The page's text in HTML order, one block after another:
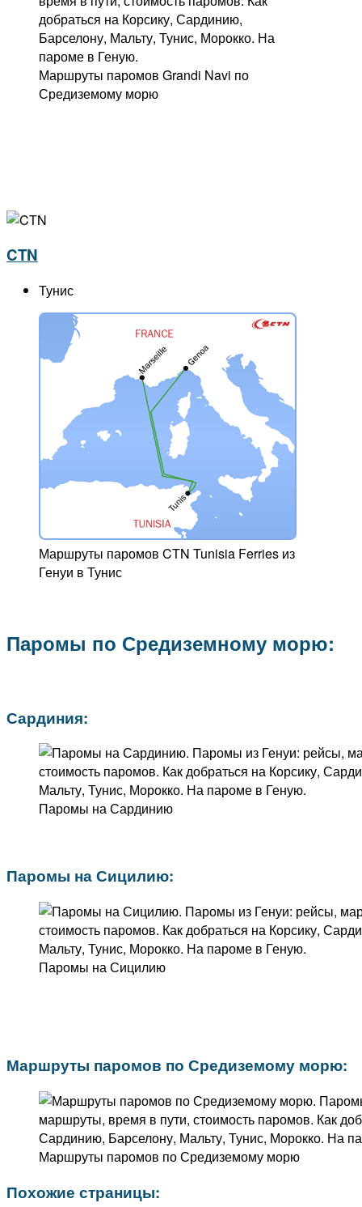
Маршруты паромов Grandi Navi по
Средиземому морю
CTN
Тунис
Маршруты паромов CTN Tunisia Ferries из
Генуи в Тунис
Паромы по Средиземному морю:
Сардиния:
Паромы на Сардинию
Паромы на Сицилию:
Паромы на Сицилию
Маршруты паромов по Средиземому морю:
Маршруты паромов по Средиземому морю
Похожие страницы: